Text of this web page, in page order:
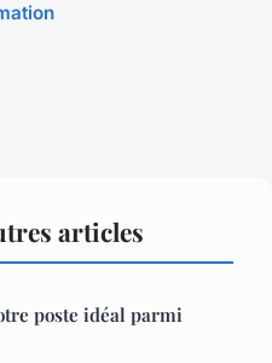
articles
poste idéal parmi